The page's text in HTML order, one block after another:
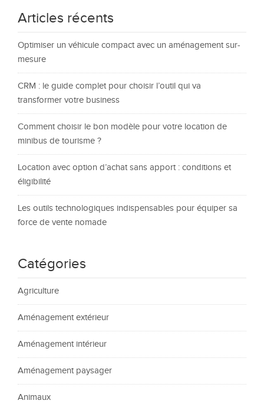
Articles récents
Optimiser un véhicule compact avec un aménagement sur-
mesure
CRM : le guide complet pour choisir l’outil qui va
transformer votre business
Comment choisir le bon modèle pour votre location de
minibus de tourisme ?
Location avec option d’achat sans apport : conditions et
éligibilité
Les outils technologiques indispensables pour équiper sa
force de vente nomade
Catégories
Agriculture
Aménagement extérieur
Aménagement intérieur
Aménagement paysager
Animaux